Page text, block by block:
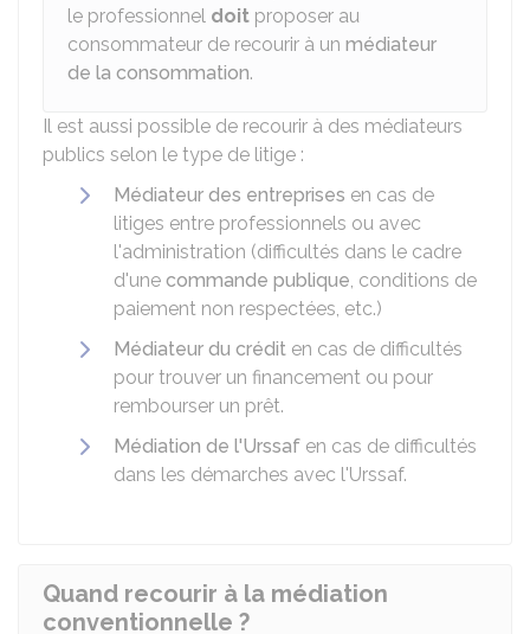
le professionnel doit proposer au
consommateur de recourir à un médiateur
de la consommation.
Il est aussi possible de recourir à des médiateurs
publics selon le type de litige :
Médiateur des entreprises en cas de
litiges entre professionnels ou avec
l'administration (difficultés dans le cadre
d'une commande publique, conditions de
paiement non respectées, etc.)
Médiateur du crédit en cas de difficultés
pour trouver un financement ou pour
rembourser un prêt.
Médiation de l'Urssaf en cas de difficultés
dans les démarches avec l'Urssaf.
Quand recourir à la médiation
conventionnelle ?